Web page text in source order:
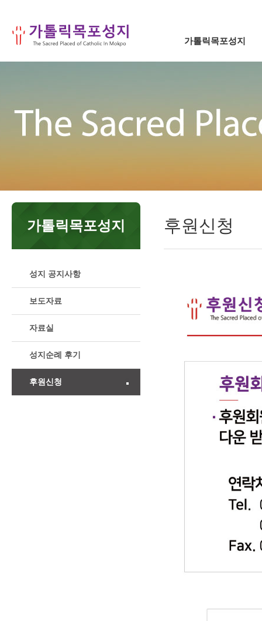
가톨릭목포성지
가톨릭목포성지
Cafe
성지 공지사항
보도자료
자료실
성지순례 후기
후원신청
후원신청